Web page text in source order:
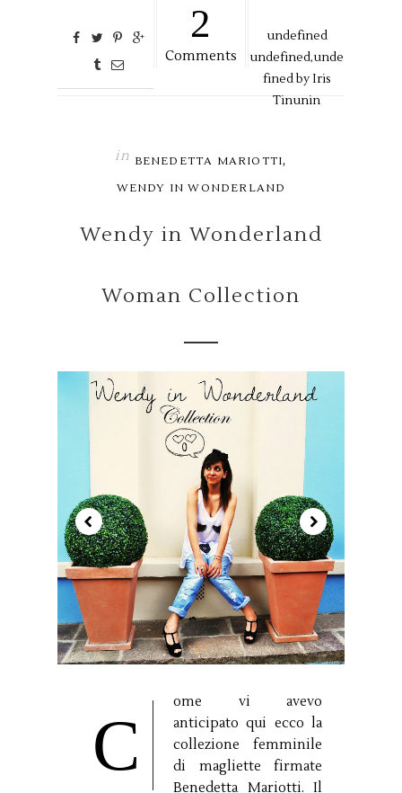
2
Comments
undefined
undefined,unde
fined byIris
Tinunin
in BENEDETTA MARIOTTI,
WENDY IN WONDERLAND
Wendy in Wonderland
Woman Collection
C
ome vi avevo
anticipato qui ecco la
collezione femminile
di magliette firmate
Benedetta Mariotti. Il